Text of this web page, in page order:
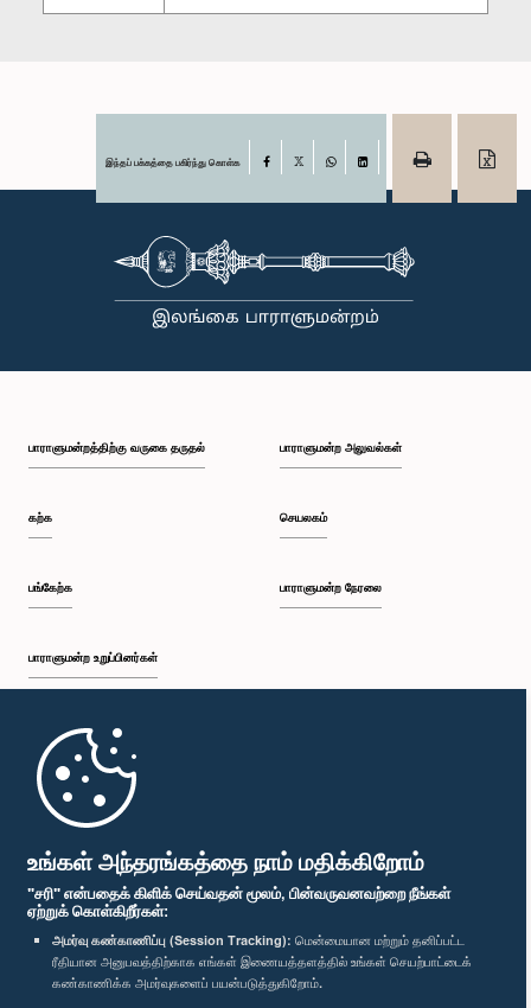
உங்கள் அந்தரங்கத்தை நாம் மதிக்கிறோம்
"சரி" என்பதைக் கிளிக் செய்வதன் மூலம், பின்வருவனவற்றை நீங்கள்
ஏற்றுக் கொள்கிறீர்கள்:
அமர்வு கண்காணிப்பு (Session Tracking): மென்மையான மற்றும் தனிப்பட்ட
ரீதியான அனுபவத்திற்காக எங்கள் இணையத்தளத்தில் உங்கள் செயற்பாட்டைக்
கண்காணிக்க அமர்வுகளைப் பயன்படுத்துகிறோம்.
இந்தப் பக்கத்தை பகிர்ந்து கொள்க Facebook
பாராளுமன்றத்திற்கு வருகை தருதல்
கற்க
பங்கேற்க
பாராளுமன்ற உறுப்பினர்கள்
முதற்பக்கம்
பாராளுமன்ற அலுவல்கள்
செயலகம்
பாராளுமன்ற நேரலை
பாராளுமன்ற கையடக்க செயலி
எம்மை பின்தொடர்க :